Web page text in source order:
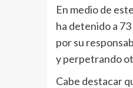
En medio de
ha detenido a
por su
y perpetrando
Cabe destacar